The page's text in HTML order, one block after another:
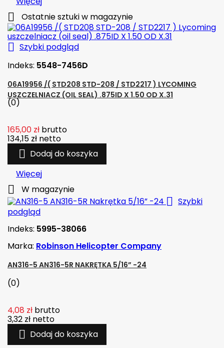
 Ostatnie sztuki w magazynie
 Szybki podgląd
Indeks: 5548-7456D
06A19956 /( STD208 STD-208 / STD2217 ) LYCOMING
USZCZELNIACZ (OIL SEAL) .875ID X 1.50 OD X.31
(0)
165,00 zł brutto
134,15 zł netto
 Dodaj do koszyka
Więcej
 W magazynie
 Szybki
podgląd
Indeks: 5995-38066
Marka: Robinson Helicopter Company
AN316-5 AN316-5R NAKRĘTKA 5/16” -24
(0)
4,08 zł brutto
3,32 zł netto
 Dodaj do koszyka